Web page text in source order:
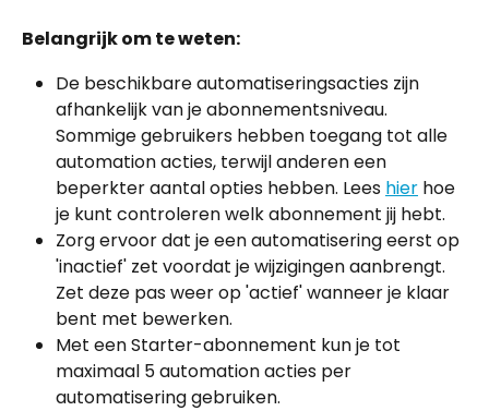
Belangrijk om te weten:
De beschikbare automatiseringsacties zijn
afhankelijk van je abonnementsniveau.
Sommige gebruikers hebben toegang tot alle
automation acties, terwijl anderen een
beperkter aantal opties hebben. Lees hier hoe
je kunt controleren welk abonnement jij hebt.
Zorg ervoor dat je een automatisering eerst op
'inactief' zet voordat je wijzigingen aanbrengt.
Zet deze pas weer op 'actief' wanneer je klaar
bent met bewerken.
Met een Starter-abonnement kun je tot
maximaal 5 automation acties per
automatisering gebruiken.